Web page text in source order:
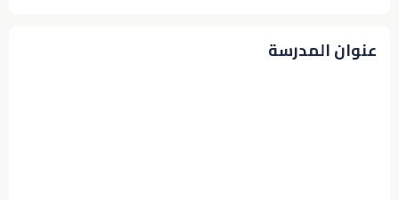
عنوان المدرسة